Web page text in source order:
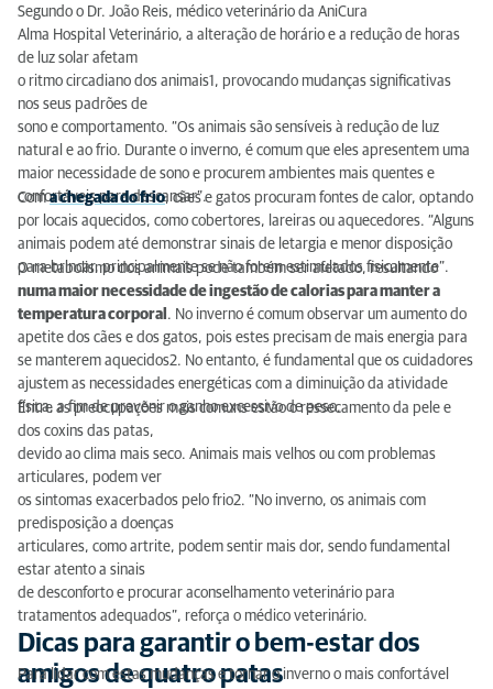
Segundo o Dr. João Reis, médico veterinário da AniCura
Alma Hospital Veterinário, a alteração de horário e a redução de horas
de luz solar afetam
o ritmo circadiano dos animais1, provocando mudanças significativas
nos seus padrões de
sono e comportamento. “Os animais são sensíveis à redução de luz
natural e ao frio. Durante o inverno, é comum que eles apresentem uma
maior necessidade de sono e procurem ambientes mais quentes e
confortáveis para descansar”.
Coma chegada do frio, cães e gatos procuram fontes de calor, optando
por locais aquecidos, como cobertores, lareiras ou aquecedores. “Alguns
animais podem até demonstrar sinais de letargia e menor disposição
para brincar, principalmente se não forem estimulados fisicamente”.
O metabolismo dos animais pode também ser afetado, resultando
numa maior necessidade de ingestão de calorias para manter a
temperatura corporal . No inverno é comum observar um aumento do
apetite dos cães e dos gatos, pois estes precisam de mais energia para
se manterem aquecidos2. No entanto, é fundamental que os cuidadores
ajustem as necessidades energéticas com a diminuição da atividade
física, a fim de prevenir o ganho excessivo de peso.
Entre as preocupações mais comuns estão o ressecamento da pele e
dos coxins das patas,
devido ao clima mais seco. Animais mais velhos ou com problemas
articulares, podem ver
os sintomas exacerbados pelo frio2. “No inverno, os animais com
predisposição a doenças
articulares, como artrite, podem sentir mais dor, sendo fundamental
estar atento a sinais
de desconforto e procurar aconselhamento veterinário para
tratamentos adequados”, reforça o médico veterinário.
Dicas para garantir o bem-estar dos
amigos de quatro patas
Para lidar com estas mudanças e tornar o inverno o mais confortável